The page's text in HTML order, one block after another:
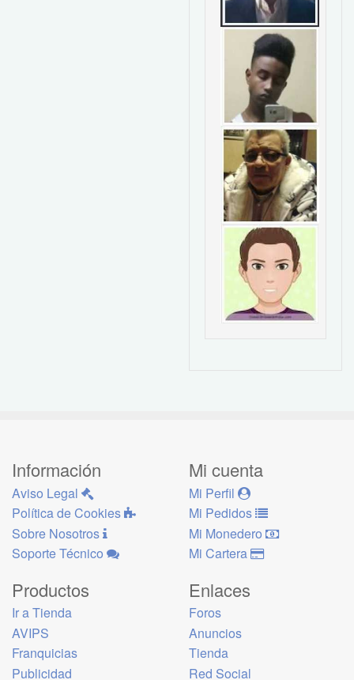
Información
Aviso Legal
Política de Cookies
Sobre Nosotros
Soporte Técnico
Mi cuenta
Mi Perfil
Mi Pedidos
Mi Monedero
Mi Cartera
Productos
Ir a Tienda
AVIPS
Franquicias
Publicidad
Enlaces
Foros
Anuncios
Tienda
Red Social